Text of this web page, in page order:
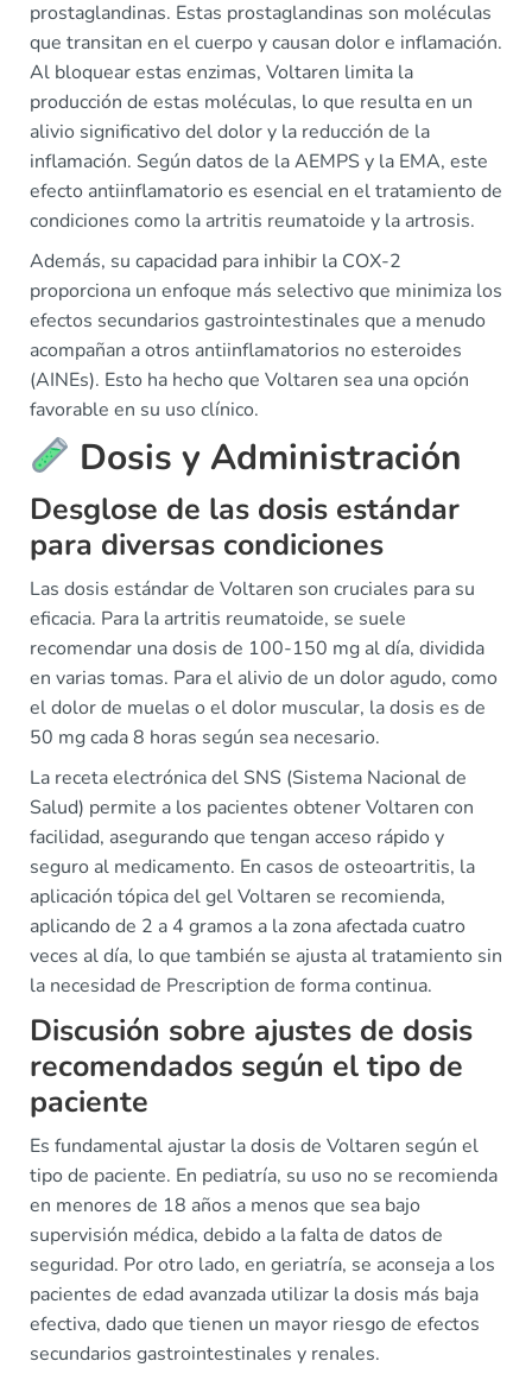
prostaglandinas. Estas prostaglandinas son moléculas
que transitan en el cuerpo y causan dolor e inflamación.
Al bloquear estas enzimas, Voltaren limita la
producción de estas moléculas, lo que resulta en un
alivio significativo del dolor y la reducción de la
inflamación. Según datos de la AEMPS y la EMA, este
efecto antiinflamatorio es esencial en el tratamiento de
condiciones como la artritis reumatoide y la artrosis.
Además, su capacidad para inhibir la COX-2
proporciona un enfoque más selectivo que minimiza los
efectos secundarios gastrointestinales que a menudo
acompañan a otros antiinflamatorios no esteroides
(AINEs). Esto ha hecho que Voltaren sea una opción
favorable en su uso clínico.
Dosis y Administración
Desglose de las dosis estándar
para diversas condiciones
Las dosis estándar de Voltaren son cruciales para su
eficacia. Para la artritis reumatoide, se suele
recomendar una dosis de 100-150 mg al día, dividida
en varias tomas. Para el alivio de un dolor agudo, como
el dolor de muelas o el dolor muscular, la dosis es de
50 mg cada 8 horas según sea necesario.
La receta electrónica del SNS (Sistema Nacional de
Salud) permite a los pacientes obtener Voltaren con
facilidad, asegurando que tengan acceso rápido y
seguro al medicamento. En casos de osteoartritis, la
aplicación tópica del gel Voltaren se recomienda,
aplicando de 2 a 4 gramos a la zona afectada cuatro
veces al día, lo que también se ajusta al tratamiento sin
la necesidad de Prescription de forma continua.
Discusión sobre ajustes de dosis
recomendados según el tipo de
paciente
Es fundamental ajustar la dosis de Voltaren según el
tipo de paciente. En pediatría, su uso no se recomienda
en menores de 18 años a menos que sea bajo
supervisión médica, debido a la falta de datos de
seguridad. Por otro lado, en geriatría, se aconseja a los
pacientes de edad avanzada utilizar la dosis más baja
efectiva, dado que tienen un mayor riesgo de efectos
secundarios gastrointestinales y renales.